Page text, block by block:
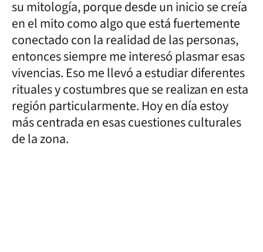
su mitología, porque desde un inicio se creía
en el mito como algo que está fuertemente
conectado con la realidad de las personas,
entonces siempre me interesó plasmar esas
vivencias. Eso me llevó a estudiar diferentes
rituales y costumbres que se realizan en esta
región particularmente. Hoy en día estoy
más centrada en esas cuestiones culturales
de la zona.